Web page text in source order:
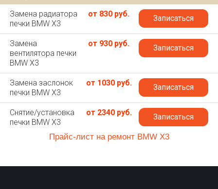
Замена радиатора
печки BMW X3
от 830 руб. Записаться
Замена
вентилятора печки
BMW X3
от 930 руб. Записаться
Замена заслонок
печки BMW X3
от 1030 руб. Записаться
Снятие/установка
печки BMW X3
от 2340 руб. Записаться
Прайс-лист на ремонт BMW X3